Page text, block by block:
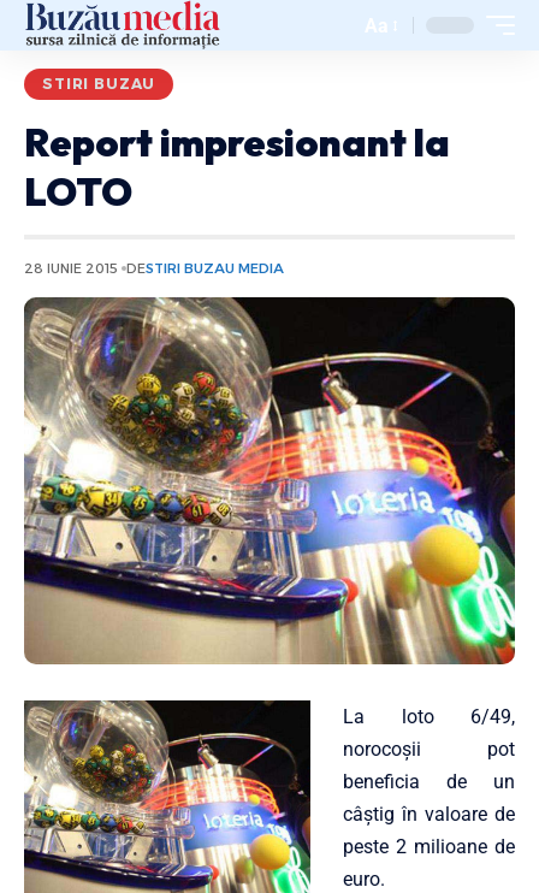
Aa
STIRI BUZAU
Report impresionant la
LOTO
28 IUNIE 2015 DESTIRI BUZAU MEDIA
La loto 6/49,
norocoșii pot
beneficia de un
câștig în valoare de
peste 2 milioane de
euro.